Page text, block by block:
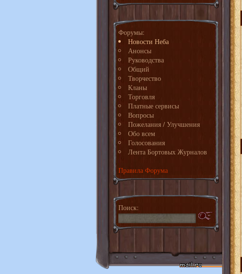
Форумы:
Новости Неба
Анонсы
Руководства
Общий
Творчество
Кланы
Торговля
Платные сервисы
Вопросы
Пожелания / Улучшения
Обо всем
Голосования
Лента Бортовых Журналов
Правила Форума
Поиск: